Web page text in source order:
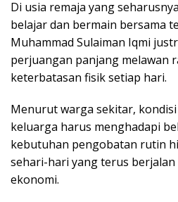
Di usia remaja yang
belajar dan bermain bersama
Muhammad Sulaiman Iqmi
perjuangan panjang melawan
keterbatasan fisik setiap hari.
Menurut warga sekitar,
keluarga harus menghadapi
kebutuhan pengobatan rutin
sehari-hari yang terus
ekonomi.